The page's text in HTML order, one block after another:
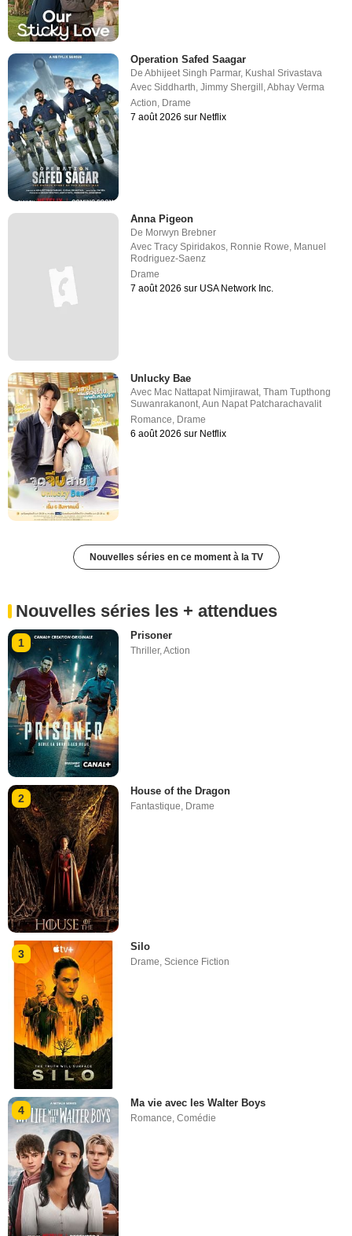
Operation Safed Saagar
DeAbhijeet Singh Parmar, Kushal Srivastava
AvecSiddharth ,Jimmy Shergill ,Abhay Verma
Action Drame
7 août 2026 sur Netflix
Anna Pigeon
De Morwyn Brebner
AvecTracy Spiridakos, Ronnie Rowe, Manuel
Rodriguez-Saenz
Drame
7 août 2026 sur USA Network Inc.
Unlucky Bae
Avec Mac Nattapat Nimjirawat,Tham Tupthong
Suwanrakanont,Aun Napat Patcharachavalit
Romance, Drame
6 août 2026 sur Netflix
Nouvelles séries en ce moment à la TV
Nouvelles séries les + attendues
1
Prisoner
Thriller,Action
2
House of the Dragon
Fantastique, Drame
3
Silo
Drame,Science Fiction
4
Ma vie avec les Walter Boys
Romance ,Comédie